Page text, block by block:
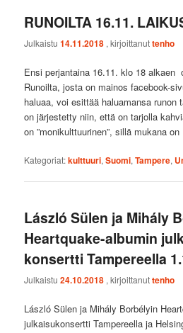
RUNOILTA 16.11.
Julkaistu14.11.2018 , kirjoittanuttenho
Ensi perjantaina 16.11. klo 18
Runoilta, josta on mainos facebook-
haluaa, voi esittää haluamansa runon
on järjestetty niin, että on tarjolla
on ”monikulttuurinen”, sillä mukana
Kategoriat:kulttuuri,Suomi,Tampere,
László Sülen ja Mihály
Heartquake-albumin
konsertti Tampereella
Julkaistu24.10.2018 , kirjoittanuttenho
László Sülen ja Mihály Borbélyin
julkaisukonsertti Tampereella ja